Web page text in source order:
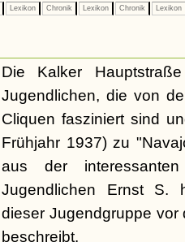
Lexikon Chronik Lexikon Chronik Lexikon
Die Kalker
Jugendlichen, die von
Cliquen fasziniert sind
Frühjahr 1937) zu
aus der
Jugendlichen Ernst S.
dieser Jugendgruppe
beschreibt.